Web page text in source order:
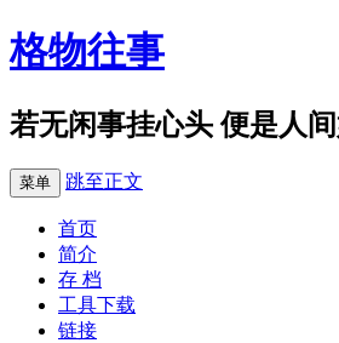
格物往事
若无闲事挂心头 便是人
菜单 跳至正文
首页
简介
存 档
工具下载
链接